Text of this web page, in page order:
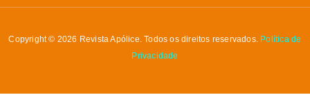
Copyright © 2026 Revista Apólice. Todos os direitos reservados. Política de
Privacidade